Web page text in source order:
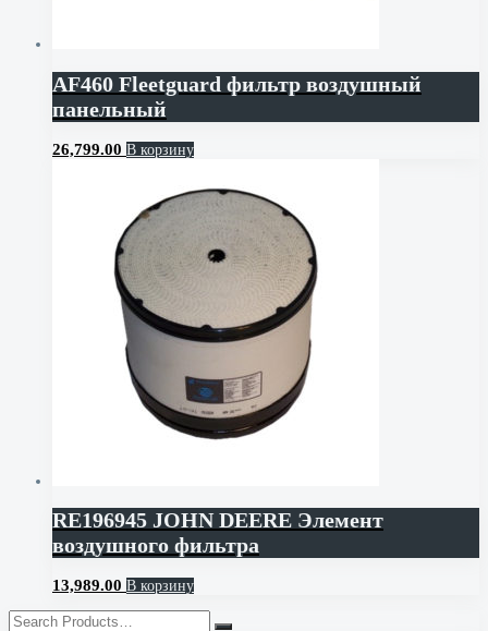
AF460 Fleetguard фильтр воздушный
панельный
26,799.00 В корзину
RE196945 JOHN DEERE Элемент
воздушного фильтра
13,989.00 В корзину